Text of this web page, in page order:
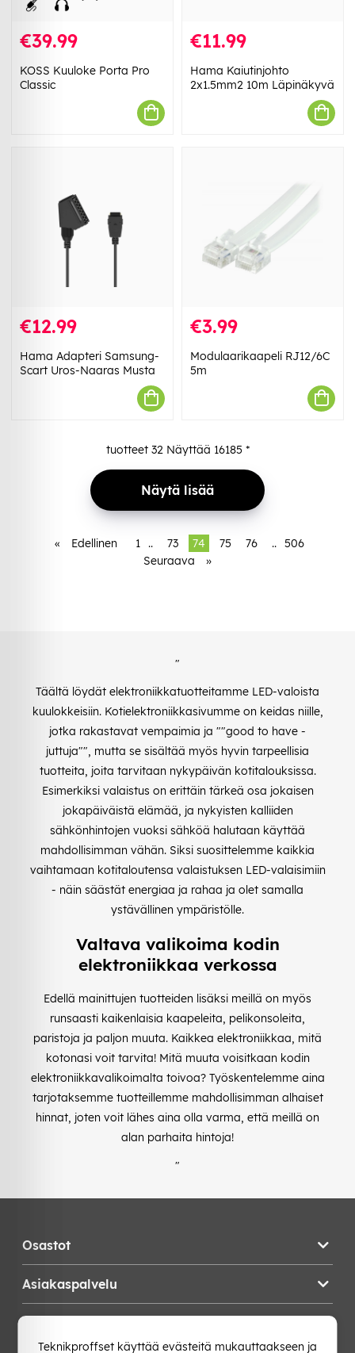
€39.99
KOSS Kuuloke Porta Pro
Classic
€11.99
Hama Kaiutinjohto
2x1.5mm2 10m Läpinäkyvä
€12.99
Hama Adapteri Samsung-
Scart Uros-Naaras Musta
€3.99
Modulaarikaapeli RJ12/6C
5m
tuotteet 32Näyttää 16185 *
Näytä lisää
« Edellinen 1 .. 73 74 75 76 .. 506
Seuraava
»
"
Täältä löydät elektroniikkatuotteitamme LED-valoista
kuulokkeisiin. Kotielektroniikkasivumme on keidas niille,
jotka rakastavat vempaimia ja ""good to have -
juttuja"", mutta se sisältää myös hyvin tarpeellisia
tuotteita, joita tarvitaan nykypäivän kotitalouksissa.
Esimerkiksi valaistus on erittäin tärkeä osa jokaisen
jokapäiväistä elämää, ja nykyisten kalliiden
sähkönhintojen vuoksi sähköä halutaan käyttää
mahdollisimman vähän. Siksi suosittelemme kaikkia
vaihtamaan kotitaloutensa valaistuksen LED-valaisimiin
- näin säästät energiaa ja rahaa ja olet samalla
ystävällinen ympäristölle.
Valtava valikoima kodin
elektroniikkaa verkossa
Edellä mainittujen tuotteiden lisäksi meillä on myös
runsaasti kaikenlaisia kaapeleita, pelikonsoleita,
paristoja ja paljon muuta. Kaikkea elektroniikkaa, mitä
kotonasi voit tarvita! Mitä muuta voisitkaan kodin
elektroniikkavalikoimalta toivoa? Työskentelemme aina
tarjotaksemme tuotteillemme mahdollisimman alhaiset
hinnat, joten voit lähes aina olla varma, että meillä on
alan parhaita hintoja!
"
Osastot
Asiakaspalvelu
Teknikproffset käyttää evästeitä mukauttaakseen ja